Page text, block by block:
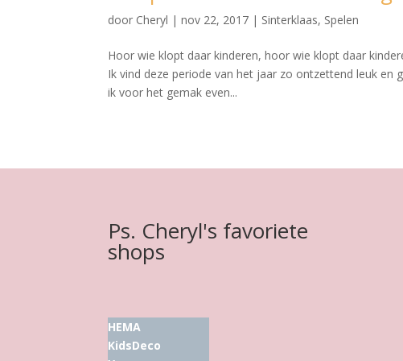
door Cheryl |nov 22, 2017 | Sinterklaas, Spelen
Hoor wie klopt daar kinderen, hoor wie klopt daar
Ik vind deze periode van het jaar zo ontzettend leuk en
ik voor het gemak even...
Ps. Cheryl's favoriete
shops
HEMA
KidsDeco